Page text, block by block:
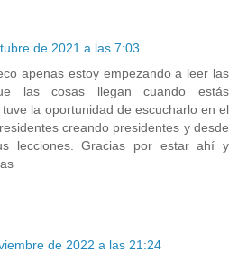
de 2021 a las 7:03
apenas estoy empezando a leer las
las cosas llegan cuando estás
la oportunidad de escucharlo en el
creando presidentes y desde
lecciones. Gracias por estar ahí y
de 2022 a las 21:24